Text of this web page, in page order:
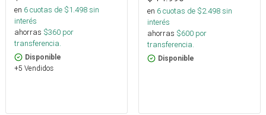
en 6cuotas de $1.498sin
interés
ahorras $360 por
transferencia.
Disponible
+5 Vendidos
en 6cuotas de $2.498sin
interés
ahorras $600 por
transferencia.
Disponible